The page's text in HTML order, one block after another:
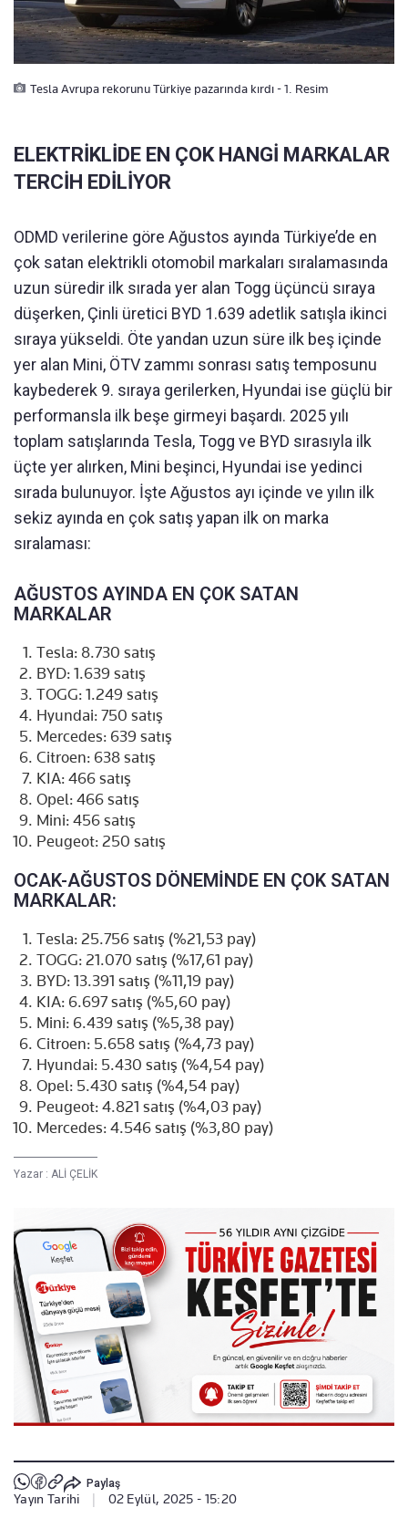
Tesla Avrupa rekorunu Türkiye pazarında kırdı - 1. Resim
ELEKTRİKLİDE EN ÇOK HANGİ MARKALAR
TERCİH EDİLİYOR
ODMD verilerine göre Ağustos ayında Türkiye’de en
çok satan elektrikli otomobil markaları sıralamasında
uzun süredir ilk sırada yer alan Togg üçüncü sıraya
düşerken, Çinli üretici BYD 1.639 adetlik satışla ikinci
sıraya yükseldi. Öte yandan uzun süre ilk beş içinde
yer alan Mini, ÖTV zammı sonrası satış temposunu
kaybederek 9. sıraya gerilerken, Hyundai ise güçlü bir
performansla ilk beşe girmeyi başardı. 2025 yılı
toplam satışlarında Tesla, Togg ve BYD sırasıyla ilk
üçte yer alırken, Mini beşinci, Hyundai ise yedinci
sırada bulunuyor. İşte Ağustos ayı içinde ve yılın ilk
sekiz ayında en çok satış yapan ilk on marka
sıralaması:
AĞUSTOS AYINDA EN ÇOK SATAN
MARKALAR
Tesla: 8.730 satış
BYD: 1.639 satış
TOGG: 1.249 satış
Hyundai: 750 satış
Mercedes: 639 satış
Citroen: 638 satış
KIA: 466 satış
Opel: 466 satış
Mini: 456 satış
Peugeot: 250 satış
OCAK-AĞUSTOS DÖNEMİNDE EN ÇOK SATAN
MARKALAR:
Tesla: 25.756 satış (%21,53 pay)
TOGG: 21.070 satış (%17,61 pay)
BYD: 13.391 satış (%11,19 pay)
KIA: 6.697 satış (%5,60 pay)
Mini: 6.439 satış (%5,38 pay)
Citroen: 5.658 satış (%4,73 pay)
Hyundai: 5.430 satış (%4,54 pay)
Opel: 5.430 satış (%4,54 pay)
Peugeot: 4.821 satış (%4,03 pay)
Mercedes: 4.546 satış (%3,80 pay)
Yazar : ALİ ÇELİK
Paylaş
Yayın Tarihi 02 Eylül, 2025 - 15:20